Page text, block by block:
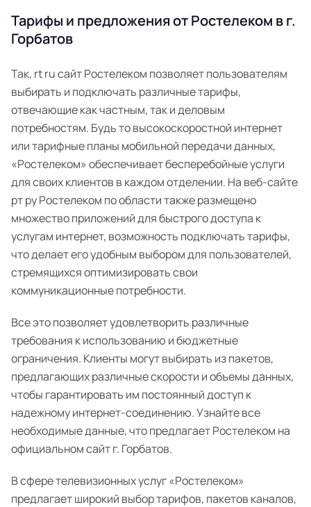
Тарифы и предложения от Ростелеком в г.
Горбатов
Так, rt ru сайт Ростелеком позволяет пользователям
выбирать и подключать различные тарифы,
отвечающие как частным, так и деловым
потребностям. Будь то высокоскоростной интернет
или тарифные планы мобильной передачи данных,
«Ростелеком» обеспечивает бесперебойные услуги
для своих клиентов в каждом отделении. На веб-сайте
рт ру Ростелеком по области также размещено
множество приложений для быстрого доступа к
услугам интернет, возможность подключать тарифы,
что делает его удобным выбором для пользователей,
стремящихся оптимизировать свои
коммуникационные потребности.
Все это позволяет удовлетворить различные
требования к использованию и бюджетные
ограничения. Клиенты могут выбирать из пакетов,
предлагающих различные скорости и объемы данных,
чтобы гарантировать им постоянный доступ к
надежному интернет-соединению. Узнайте все
необходимые данные, что предлагает Ростелеком на
официальном сайт г. Горбатов.
В сфере телевизионных услуг «Ростелеком»
предлагает широкий выбор тарифов, пакетов каналов,